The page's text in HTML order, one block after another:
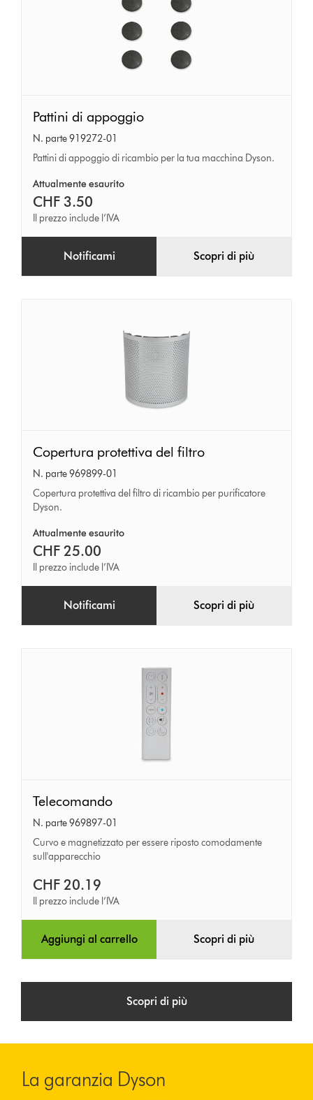
di
appoggio
Pattini di appoggio
N. parte 919272-01
Pattini di appoggio di ricambio per la tua macchina Dyson.
Attualmente esaurito
CHF 3.50
Il prezzo include l’IVA
Notificami Scopri di più
protettiva
del
filtro
Copertura protettiva del filtro
N. parte 969899-01
Copertura protettiva del filtro di ricambio per purificatore
Dyson.
Attualmente esaurito
CHF 25.00
Il prezzo include l’IVA
Notificami Scopri di più
Telecomando
N. parte 969897-01
Curvo e magnetizzato per essere riposto comodamente
sull'apparecchio
CHF 20.19
Il prezzo include l’IVA
Aggiungi al carrello Scopri di più
Scopri di più
La garanzia Dyson